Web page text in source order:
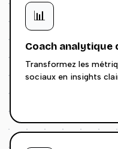
📊
Coach analytique
Transformez les
sociaux en insights